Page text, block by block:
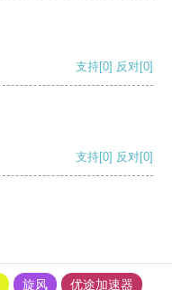
支持[0] 反对[0]
支持[0] 反对[0]
旋风 优途加速器